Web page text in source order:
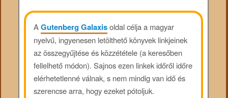
AGutenberg Galaxisoldal célja a magyar
nyelvű, ingyenesen letölthető könyvek linkjeinek
az összegyűjtése és közzététele (a keresőben
fellelhető módon). Sajnos ezen linkek időről időre
elérhetetlenné válnak, s nem mindig van idő és
szerencse arra, hogy ezeket pótoljuk.